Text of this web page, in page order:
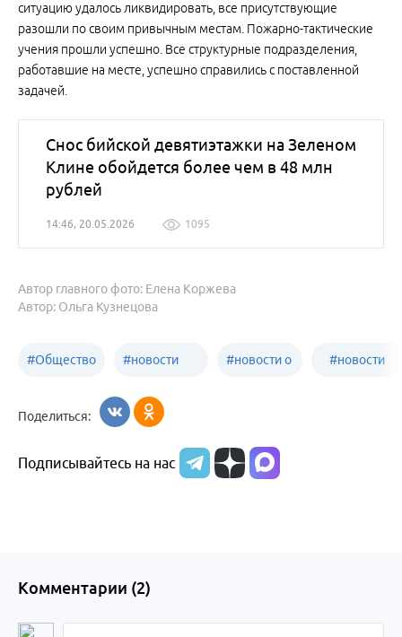
ситуацию удалось ликвидировать, все присутствующие
разошли по своим привычным местам. Пожарно-тактические
учения прошли успешно. Все структурные подразделения,
работавшие на месте, успешно справились с поставленной
задачей.
Снос бийской девятиэтажки на Зеленом
Клине обойдется более чем в 48 млн
рублей
14:46, 20.05.2026 1095
Автор: Ольга Кузнецова
Автор главного фото: Елена Коржева
#Общество #новости
образования
#новости о
Алтайского
#новости
Поделиться:
Подписывайтесь на нас
Комментарии (2)